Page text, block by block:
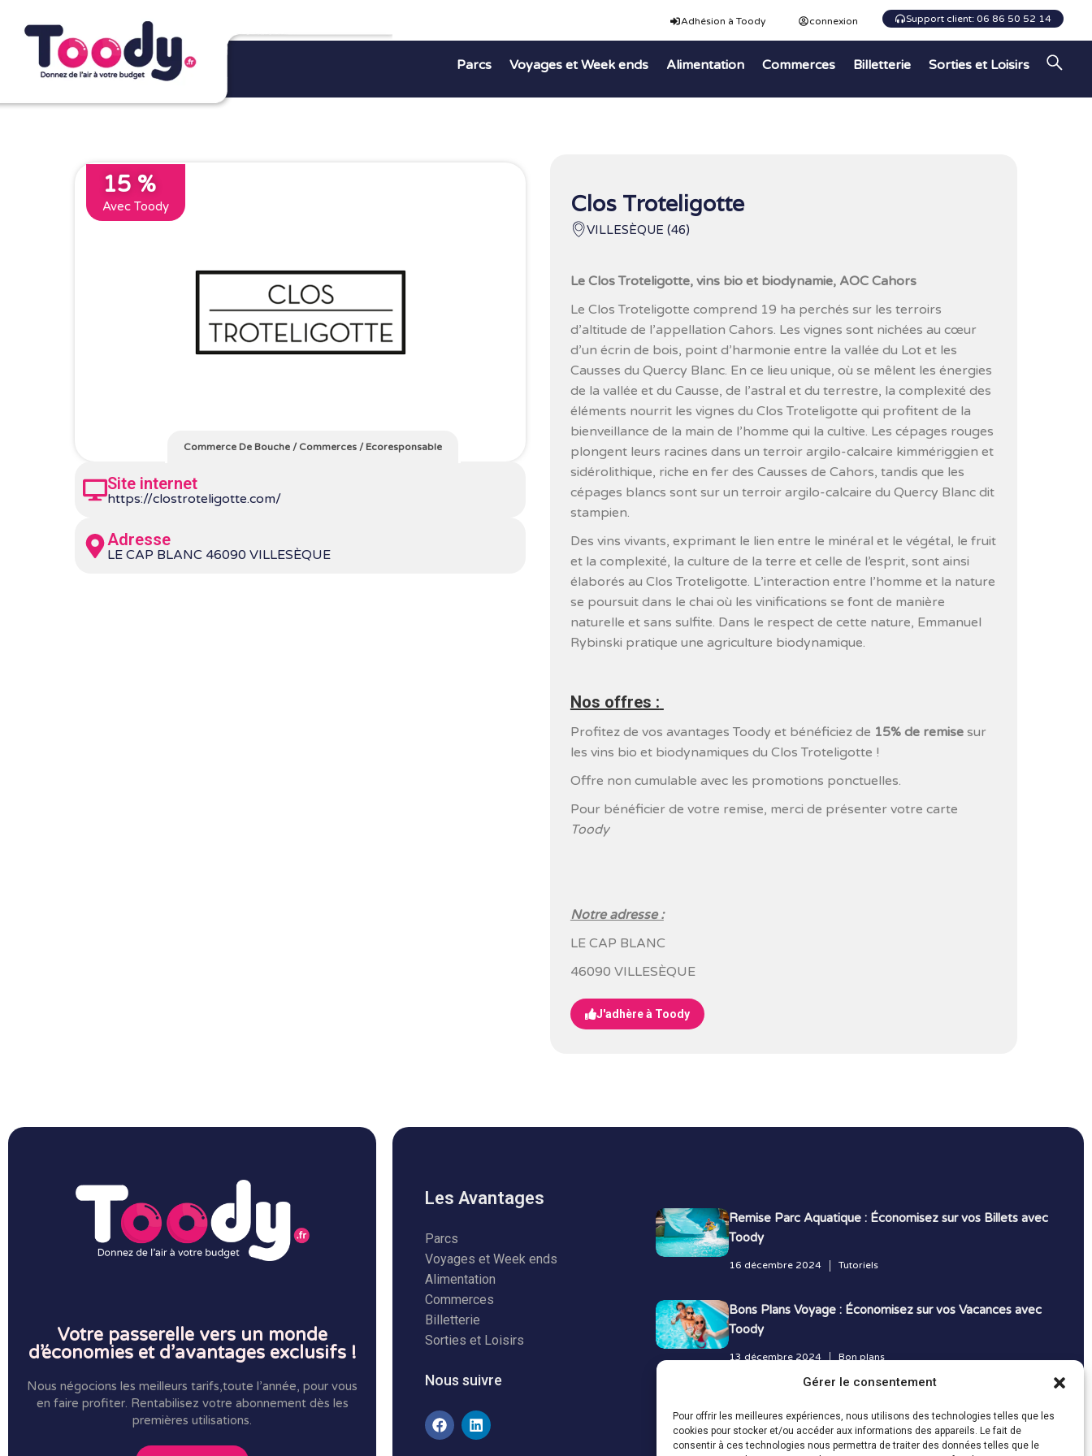
Gérer le consentement
Pour offrir les meilleures expériences, nous utilisons des technologies telles que les
cookies pour stocker et/ou accéder aux informations des appareils. Le fait de
consentir à ces technologies nous permettra de traiter des données telles que le
Adhésion à Toody connexion Support client: 06 86 50 52 14
Parcs Voyages et Week ends Alimentation Commerces Billetterie Sorties et Loisirs
15 %
Avec Toody
Commerce De Bouche/ Commerces/Ecoresponsable
Site internet
https://clostroteligotte.com/
Adresse
LE CAP BLANC 46090 VILLESÈQUE
Clos Troteligotte
VILLESÈQUE (46)
Le Clos Troteligotte, vins bio et biodynamie, AOC Cahors
Le Clos Troteligotte comprend 19 ha perchés sur les terroirs
d’altitude de l’appellation Cahors. Les vignes sont nichées au cœur
d’un écrin de bois, point d’harmonie entre la vallée du Lot et les
Causses du Quercy Blanc. En ce lieu unique, où se mêlent les énergies
de la vallée et du Causse, de l’astral et du terrestre, la complexité des
éléments nourrit les vignes du Clos Troteligotte qui profitent de la
bienveillance de la main de l’homme qui la cultive. Les cépages rouges
plongent leurs racines dans un terroir argilo-calcaire kimmériggien et
sidérolithique, riche en fer des Causses de Cahors, tandis que les
cépages blancs sont sur un terroir argilo-calcaire du Quercy Blanc dit
stampien.
Des vins vivants, exprimant le lien entre le minéral et le végétal, le fruit
et la complexité, la culture de la terre et celle de l’esprit, sont ainsi
élaborés au Clos Troteligotte. L’interaction entre l’homme et la nature
se poursuit dans le chai où les vinifications se font de manière
naturelle et sans sulfite. Dans le respect de cette nature, Emmanuel
Rybinski pratique une agriculture biodynamique.
Nos offres :
Profitez de vos avantages Toody et bénéficiez de 15% de remisesur
les vins bio et biodynamiques du Clos Troteligotte !
Offre non cumulable avec les promotions ponctuelles.
Pour bénéficier de votre remise, merci de présenter votre carte
Toody
Notre adresse :
LE CAP BLANC
46090 VILLESÈQUE
J'adhère à Toody
Votre passerelle vers un monde
d’économies et d’avantages exclusifs !
Nous négocions les meilleurs tarifs,toute l’année, pour vous
en faire profiter. Rentabilisez votre abonnement dès les
premières utilisations.
Les Avantages
Parcs
Voyages et Week ends
Alimentation
Commerces
Billetterie
Sorties et Loisirs
Nous suivre
Remise Parc Aquatique : Économisez sur vos Billets avec
Toody
16 décembre 2024 Tutoriels
Bons Plans Voyage : Économisez sur vos Vacances avec
Toody
13 décembre 2024 Bon plans